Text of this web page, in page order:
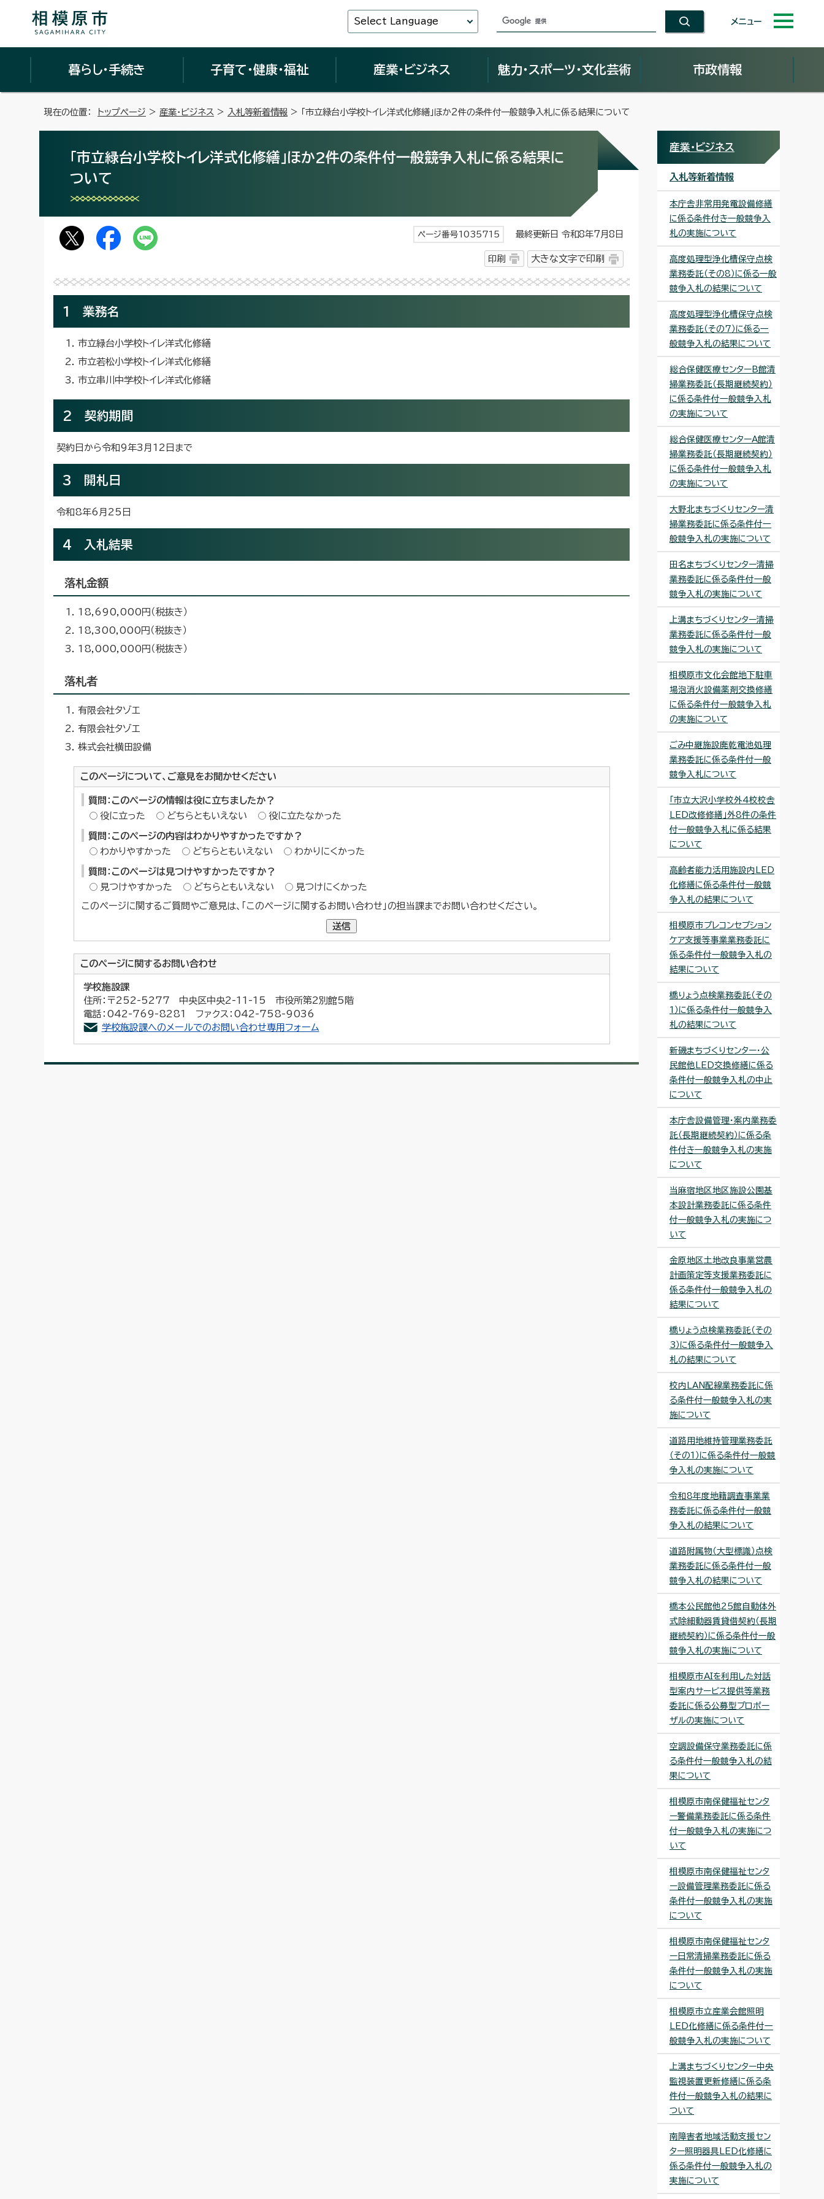
Select Language メニュー
暮らし・手続き 子育て・健康・福祉 産業・ビジネス 魅力・スポーツ・文化芸術 市政情報
現在の位置： トップページ > 産業・ビジネス > 入札等新着情報 > 「市立緑台小学校トイレ洋式化修繕」ほか2件の条件付一般競争入札に係る結果について
「市立緑台小学校トイレ洋式化修繕」ほか2件の条件付一般競争入札に係る結果に
ついて
ページ番号1035715 最終更新日 令和8年7月8日
印刷 大きな文字で印刷
1 業務名
市立緑台小学校トイレ洋式化修繕
市立若松小学校トイレ洋式化修繕
市立串川中学校トイレ洋式化修繕
2 契約期間
契約日から令和9年3月12日まで
3 開札日
令和8年6月25日
4 入札結果
落札金額
18,690,000円（税抜き）
18,300,000円（税抜き）
18,000,000円（税抜き）
落札者
有限会社タゾエ
有限会社タゾエ
株式会社横田設備
このページについて、ご意見をお聞かせください
質問：このページの情報は役に立ちましたか？
役に立った
どちらともいえない 役に立たなかった
質問：このページの内容はわかりやすかったですか？
わかりやすかった
どちらともいえない わかりにくかった
質問：このページは見つけやすかったですか？
見つけやすかった
どちらともいえない 見つけにくかった
このページに関するご質問やご意見は、「このページに関するお問い合わせ」の担当課までお問い合わせください。
送信
このページに関するお問い合わせ
学校施設課
住所：〒252-5277 中央区中央2-11-15 市役所第2別館5階
電話：042-769-8281 ファクス：042-758-9036
学校施設課へのメールでのお問い合わせ専用フォーム
産業・ビジネス
入札等新着情報
本庁舎非常用発電設備修繕
に係る条件付き一般競争入
札の実施について
高度処理型浄化槽保守点検
業務委託（その8）に係る一般
競争入札の結果について
高度処理型浄化槽保守点検
業務委託（その7）に係る一
般競争入札の結果について
総合保健医療センターB館清
掃業務委託（長期継続契約）
に係る条件付一般競争入札
の実施について
総合保健医療センターA館清
掃業務委託（長期継続契約）
に係る条件付一般競争入札
の実施について
大野北まちづくりセンター清
掃業務委託に係る条件付一
般競争入札の実施について
田名まちづくりセンター清掃
業務委託に係る条件付一般
競争入札の実施について
上溝まちづくりセンター清掃
業務委託に係る条件付一般
競争入札の実施について
相模原市文化会館地下駐車
場泡消火設備薬剤交換修繕
に係る条件付一般競争入札
の実施について
ごみ中継施設廃乾電池処理
業務委託に係る条件付一般
競争入札について
「市立大沢小学校外4校校舎
LED改修修繕」外8件の条件
付一般競争入札に係る結果
について
高齢者能力活用施設内LED
化修繕に係る条件付一般競
争入札の結果について
相模原市プレコンセプション
ケア支援等事業業務委託に
係る条件付一般競争入札の
結果について
橋りょう点検業務委託（その
1）に係る条件付一般競争入
札の結果について
新磯まちづくりセンター・公
民館他LED交換修繕に係る
条件付一般競争入札の中止
について
本庁舎設備管理・案内業務委
託（長期継続契約）に係る条
件付き一般競争入札の実施
について
当麻宿地区地区施設公園基
本設計業務委託に係る条件
付一般競争入札の実施につ
いて
金原地区土地改良事業営農
計画策定等支援業務委託に
係る条件付一般競争入札の
結果について
橋りょう点検業務委託（その
3）に係る条件付一般競争入
札の結果について
校内LAN配線業務委託に係
る条件付一般競争入札の実
施について
道路用地維持管理業務委託
（その1）に係る条件付一般競
争入札の実施について
令和8年度地籍調査事業業
務委託に係る条件付一般競
争入札の結果について
道路附属物（大型標識）点検
業務委託に係る条件付一般
競争入札の結果について
橋本公民館他25館自動体外
式除細動器賃貸借契約（長期
継続契約）に係る条件付一般
競争入札の実施について
相模原市AIを利用した対話
型案内サービス提供等業務
委託に係る公募型プロポー
ザルの実施について
空調設備保守業務委託に係
る条件付一般競争入札の結
果について
相模原市南保健福祉センタ
ー警備業務委託に係る条件
付一般競争入札の実施につ
いて
相模原市南保健福祉センタ
ー設備管理業務委託に係る
条件付一般競争入札の実施
について
相模原市南保健福祉センタ
ー日常清掃業務委託に係る
条件付一般競争入札の実施
について
相模原市立産業会館照明
LED化修繕に係る条件付一
般競争入札の実施について
上溝まちづくりセンター中央
監視装置更新修繕に係る条
件付一般競争入札の結果に
ついて
南障害者地域活動支援セン
ター照明器具LED化修繕に
係る条件付一般競争入札の
実施について